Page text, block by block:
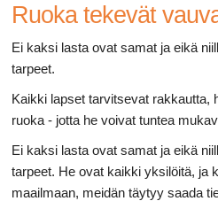
Ruoka tekevät
Ei kaksi lasta ovat samat ja eikä
tarpeet.
Kaikki lapset tarvitsevat rakkautta,
ruoka - jotta he voivat tuntea
Ei kaksi lasta ovat samat ja eikä
tarpeet. He ovat kaikki yksilöitä, ja
maailmaan, meidän täytyy saada